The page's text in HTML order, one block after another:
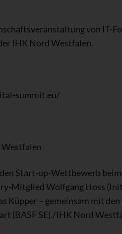
von
IHK Nord Westfalen.
summit.eu/
Start-up-Wettbewerb
Mitglied Wolfgang Hoss
Küpper – gemeinsam mit
(BASF SE)./IHK Nord